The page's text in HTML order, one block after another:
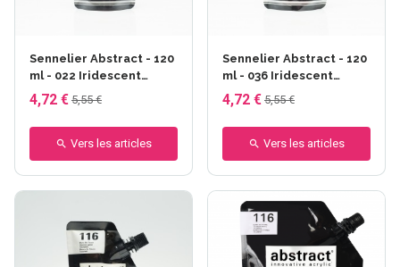
Sennelier Abstract - 120
ml - 022 Iridescent
bronze
4,72 € 5,55 €
Vers les articles
Sennelier Abstract - 120
ml - 036 Iridescent
cuivre
4,72 € 5,55 €
Vers les articles